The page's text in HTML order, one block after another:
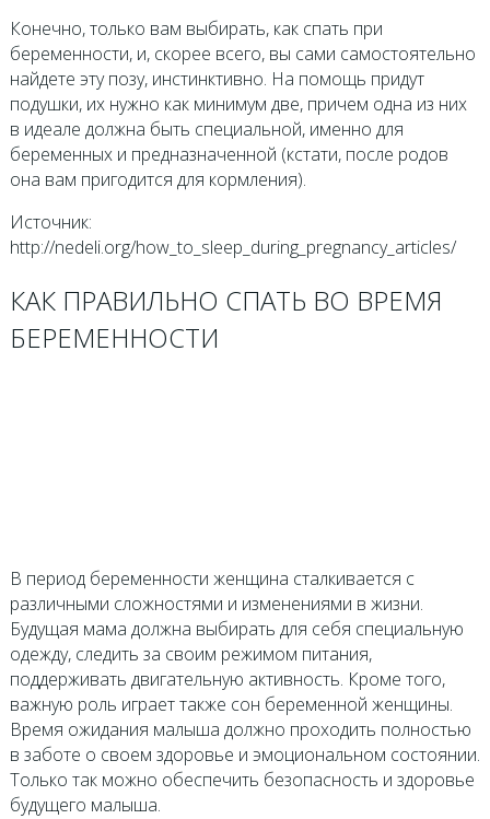
Конечно, только вам выбирать, как спать при
беременности, и, скорее всего, вы сами самостоятельно
найдете эту позу, инстинктивно. На помощь придут
подушки, их нужно как минимум две, причем одна из них
в идеале должна быть специальной, именно для
беременных и предназначенной (кстати, после родов
она вам пригодится для кормления).
Источник:
http://nedeli.org/how_to_sleep_during_pregnancy_articles/
КАК ПРАВИЛЬНО СПАТЬ ВО ВРЕМЯ
БЕРЕМЕННОСТИ
В период беременности женщина сталкивается с
различными сложностями и изменениями в жизни.
Будущая мама должна выбирать для себя специальную
одежду, следить за своим режимом питания,
поддерживать двигательную активность. Кроме того,
важную роль играет также сон беременной женщины.
Время ожидания малыша должно проходить полностью
в заботе о своем здоровье и эмоциональном состоянии.
Только так можно обеспечить безопасность и здоровье
будущего малыша.